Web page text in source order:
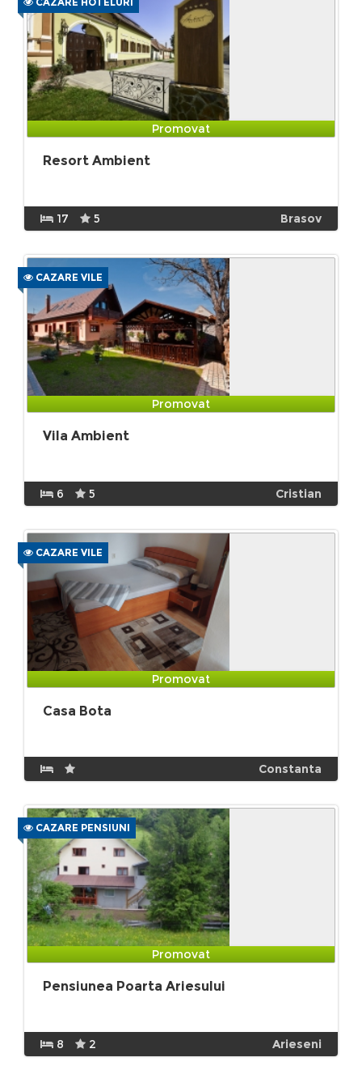
Promovat
Resort Ambient
17 5 Brasov
CAZARE VILE
Promovat
Vila Ambient
6 5 Cristian
CAZARE VILE
Promovat
Casa Bota
Constanta
CAZARE PENSIUNI
Promovat
Pensiunea Poarta Ariesului
8 2 Arieseni